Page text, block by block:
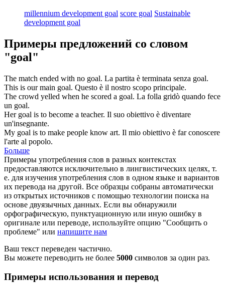
millennium development goal score goal Sustainable
development goal
Примеры предложений со словом
"goal"
The match ended with no goal. La partita è terminata senza goal.
This is our main goal. Questo è il nostro scopo principale.
The crowd yelled when he scored a goal. La folla gridò quando fece
un goal.
Her goal is to become a teacher. Il suo obiettivo è diventare
un'insegnante.
My goal is to make people know art. Il mio obiettivo è far conoscere
l'arte al popolo.
Больше
Примеры употребления слов в разных контекстах
предоставляются исключительно в лингвистических целях, т.
е. для изучения употребления слов в одном языке и вариантов
их перевода на другой. Все образцы собраны автоматически
из открытых источников с помощью технологии поиска на
основе двуязычных данных. Если вы обнаружили
орфографическую, пунктуационную или иную ошибку в
оригинале или переводе, используйте опцию "Сообщить о
проблеме" или напишите нам
Ваш текст переведен частично.
Вы можете переводить не более 5000 символов за один раз.
Примеры использования и перевод